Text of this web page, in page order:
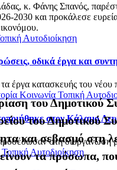
κ. Φάνης Σπανός,
2030 και προκάλεσε
Αυτοδιοίκηση
οδικά έργα και
έργα κατασκευής του
Κοινωνία Τοπική
στον Κάλαμο
προσέδωσαν στη διοργάνωση
Τοπική Αυτοδιοίκηση
του Δημοτικού
του Δημοτικού
και σεβασμό στη
τα πρόσωπα,